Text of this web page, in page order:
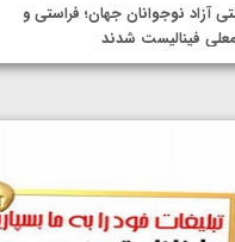
آزاد نوجوانان جهان؛ فراستی و
فینالیست شدند
ایران مشخص شدند
برای ایران